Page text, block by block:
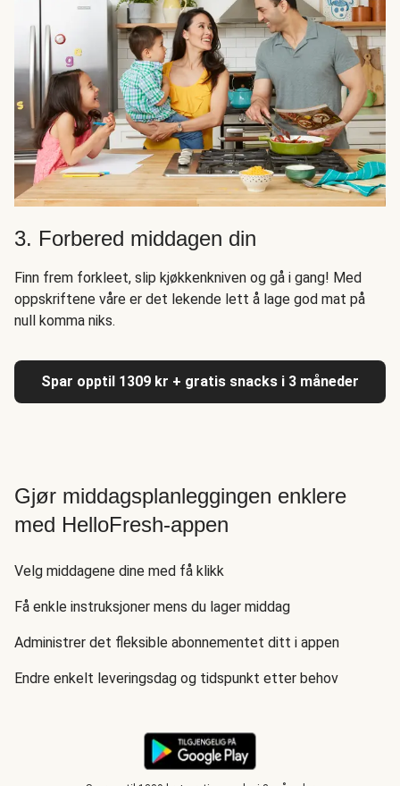
3. Forbered middagen din
Finn frem forkleet, slip kjøkkenkniven og gå i gang! Med
oppskriftene våre er det lekende lett å lage god mat på
null komma niks.
Spar opptil 1309 kr + gratis snacks i 3 måneder
Gjør middagsplanleggingen enklere
med HelloFresh-appen
Velg middagene dine med få klikk
Få enkle instruksjoner mens du lager middag
Administrer det fleksible abonnementet ditt i appen
Endre enkelt leveringsdag og tidspunkt etter behov